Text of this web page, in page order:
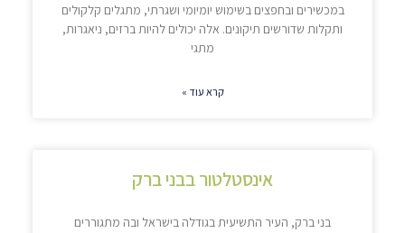
במכשירים ובחפצים בשימוש יומיומי ושגרתי, מתגלים קלקולים
ותקלות שדורשים תיקונים. אלה יכולים להיות ברזים, ניאגרות,
מתגי
קרא עוד »
אינסטלטור בבני ברק
בני ברק, העיר התשיעית בגודלה בישראל ובה מתגוררים